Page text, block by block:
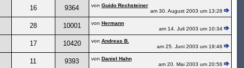
16 9364 von Guido Rechsteiner
am 30. August 2003 um 13:28
28 10001 von Hermann
am 14. Juli 2003 um 10:34
17 10420 von Andreas B.
am 25. Juni 2003 um 19:46
11 9393 von Daniel Hahn
am 20. Mai 2003 um 20:56